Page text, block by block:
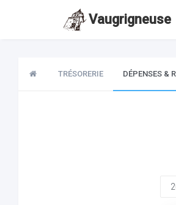
Vaugrigneuse
TRÉSORERIE DÉPENSES &